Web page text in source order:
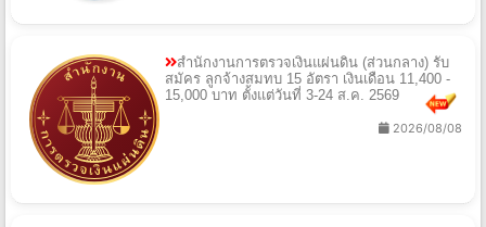
สำนักงานการตรวจเงินแผ่นดิน (ส่วนกลาง) รับ
สมัคร ลูกจ้างสมทบ 15 อัตรา เงินเดือน 11,400 -
15,000 บาท ตั้งแต่วันที่ 3-24 ส.ค. 2569
2026/08/08